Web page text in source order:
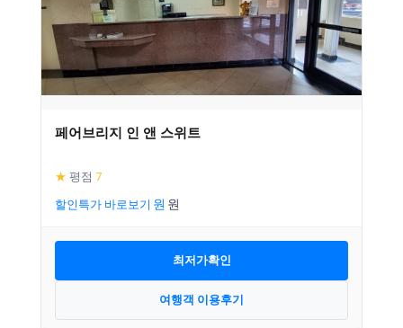
페어브리지 인 앤 스위트
★ 평점 7
할인특가 바로보기
최저가확인
여행객 이용후기